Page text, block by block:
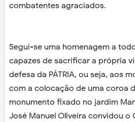
combatentes agraciados.
Segui-se uma homenagem a
capazes de sacrificar a própria
defesa da PÁTRIA, ou seja, aos
com a colocação de uma coroa
monumento fixado no jardim
José Manuel Oliveira convidou o